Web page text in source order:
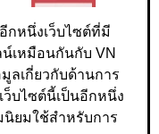
กหนึ่งเว็บไซต์ที่มี
เหมือนกันกับ VN
ลเกี่ยวกับด้านการ
ว็บไซต์นี้เป็นอีกหนึ่ง
นิยมใช้สำหรับการ